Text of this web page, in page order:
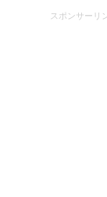
スポンサーリ